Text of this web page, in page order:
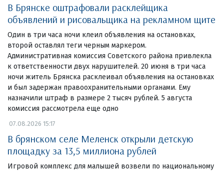
В Брянске оштрафовали расклейщика
объявлений и рисовальщика на рекламном щите
Один в три часа ночи клеил объявления на остановках,
второй оставлял теги черным маркером.
Административная комиссия Советского района привлекла
к ответственности двух нарушителей. 20 июня в три часа
ночи житель Брянска расклеивал объявления на остановках
и был задержан правоохранительными органами. Ему
назначили штраф в размере 2 тысяч рублей. 5 августа
комиссия рассмотрела еще одно
07.08.2026 15:17
В брянском селе Меленск открыли детскую
площадку за 13,5 миллиона рублей
Игровой комплекс для малышей возвели по национальному